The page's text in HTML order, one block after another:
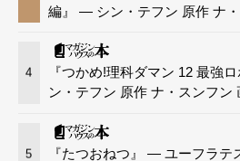
編』 — シン・テフン 原作 ナ
4
『つかめ!理科ダマン 12 最強
ン・テフン 原作 ナ・スンフン
5
『たつおねつ』 — ユーフラテ